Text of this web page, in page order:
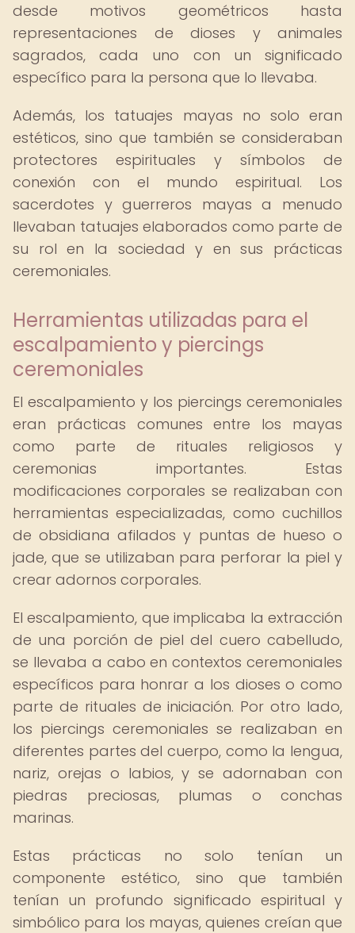
desde motivos geométricos hasta
representaciones de dioses y animales
sagrados, cada uno con un significado
específico para la persona que lo llevaba.
Además, los tatuajes mayas no solo eran
estéticos, sino que también se consideraban
protectores espirituales y símbolos de
conexión con el mundo espiritual. Los
sacerdotes y guerreros mayas a menudo
llevaban tatuajes elaborados como parte de
su rol en la sociedad y en sus prácticas
ceremoniales.
Herramientas utilizadas para el
escalpamiento y piercings
ceremoniales
El escalpamiento y los piercings ceremoniales
eran prácticas comunes entre los mayas
como parte de rituales religiosos y
ceremonias importantes. Estas
modificaciones corporales se realizaban con
herramientas especializadas, como cuchillos
de obsidiana afilados y puntas de hueso o
jade, que se utilizaban para perforar la piel y
crear adornos corporales.
El escalpamiento, que implicaba la extracción
de una porción de piel del cuero cabelludo,
se llevaba a cabo en contextos ceremoniales
específicos para honrar a los dioses o como
parte de rituales de iniciación. Por otro lado,
los piercings ceremoniales se realizaban en
diferentes partes del cuerpo, como la lengua,
nariz, orejas o labios, y se adornaban con
piedras preciosas, plumas o conchas
marinas.
Estas prácticas no solo tenían un
componente estético, sino que también
tenían un profundo significado espiritual y
simbólico para los mayas, quienes creían que